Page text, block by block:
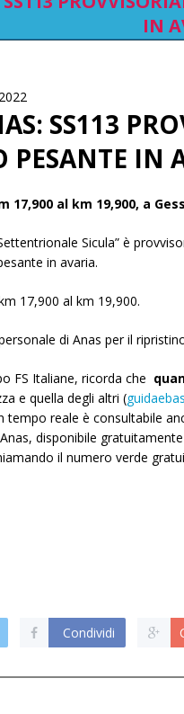
IN
SS113
PESANTE IN
17,900 al km 19,900, a
Sicula” è
in avaria.
17,900 al km 19,900.
di Anas per il
FS Italiane, ricorda che
e quella degli altri (
tempo reale è consultabile
Anas, disponibile
il numero verde
Condividi